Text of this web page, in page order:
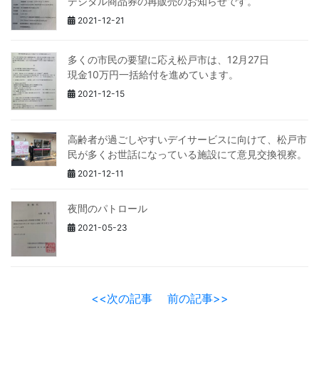
2021-12-21
多くの市民の要望に応え松戸市は、12月27日
現金10万円一括給付を進めています。
2021-12-15
高齢者が過ごしやすいデイサービスに向けて、松戸市
民が多くお世話になっている施設にて意見交換視察。
2021-12-11
夜間のパトロール
2021-05-23
<<次の記事 前の記事>>